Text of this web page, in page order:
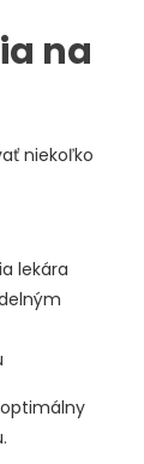
na
niekoľko
lekára